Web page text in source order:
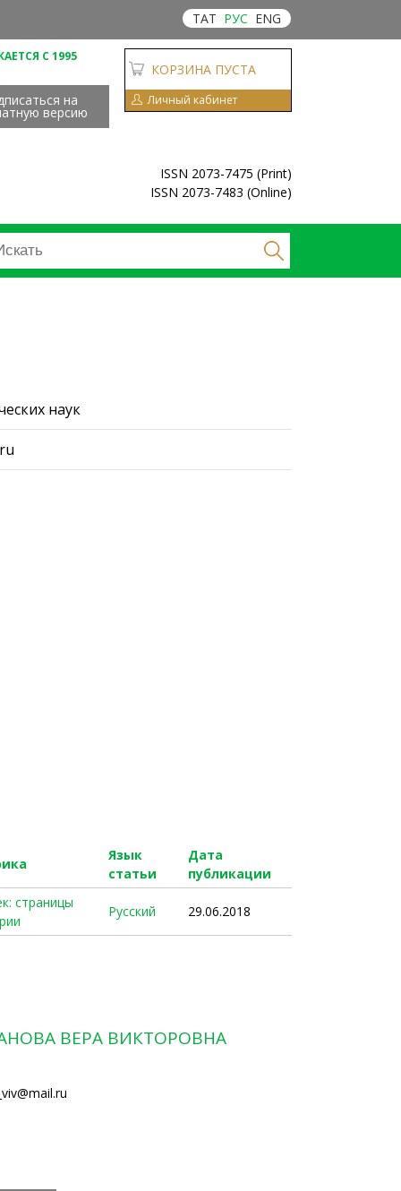
ТАТ РУС ENG
С 1995
на
версию
КОРЗИНА ПУСТА
Личный кабинет
ISSN 2073-7475 (Print)
ISSN 2073-7483 (Online)
наук
Язык
статьи
Дата
публикации
страницы
Русский 29.06.2018
ВЕРА ВИКТОРОВНА